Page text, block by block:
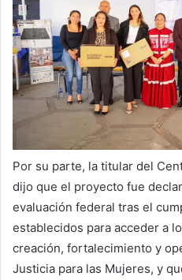
Por su parte, la titular del
dijo que el proyecto fue
evaluación federal tras el
establecidos para acceder a
creación, fortalecimiento y
Justicia para las Mujeres, y